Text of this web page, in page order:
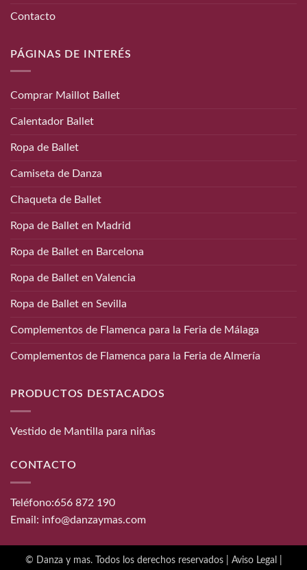
Contacto
PÁGINAS DE INTERÉS
Comprar Maillot Ballet
Calentador Ballet
Ropa de Ballet
Camiseta de Danza
Chaqueta de Ballet
Ropa de Ballet en Madrid
Ropa de Ballet en Barcelona
Ropa de Ballet en Valencia
Ropa de Ballet en Sevilla
Complementos de Flamenca para la Feria de Málaga
Complementos de Flamenca para la Feria de Almería
PRODUCTOS DESTACADOS
Vestido de Mantilla para niñas
CONTACTO
Teléfono:656 872 190
Email: info@danzaymas.com
© Danza y mas. Todos los derechos reservados | Aviso Legal